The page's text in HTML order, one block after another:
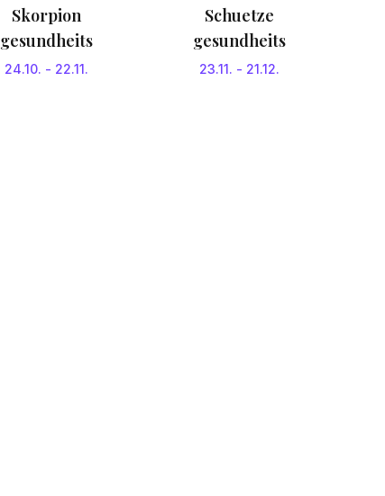
Skorpion
gesundheits
24.10. - 22.11.
Schuetze
gesundheits
23.11. - 21.12.